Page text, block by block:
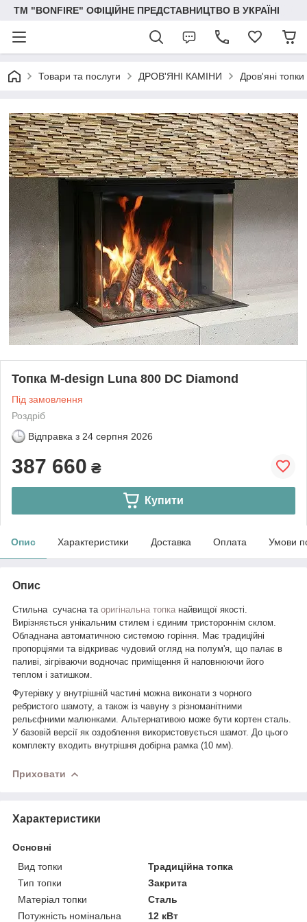
ТМ "BONFIRE" ОФІЦІЙНЕ ПРЕДСТАВНИЦТВО В УКРАЇНІ
Товари та послуги ДРОВ'ЯНІ КАМІНИ Дров'яні
Топка M-design Luna 800 DC Diamond
Під замовлення
Роздріб
Відправка з 24 серпня 2026
387 660 ₴
Купити
Опис Характеристики Доставка Оплата Умови
Опис
Стильна сучасна та оригінальна топка найвищої якості.
Вирізняється унікальним стилем і єдиним тристороннім склом.
Обладнана автоматичною системою горіння. Має традиційні
пропорціями та відкриває чудовий огляд на полум'я, що палає в
паливі, зігріваючи водночас приміщення й наповнюючи його
теплом і затишком.
Футерівку у внутрішній частині можна виконати з чорного
ребристого шамоту, а також із чавуну з різноманітними
рельєфними малюнками. Альтернативою може бути кортен сталь.
У базовій версії як оздоблення використовується шамот. До цього
комплекту входить внутрішня добірна рамка (10 мм).
Приховати
Характеристики
Основні
Вид топки
Традиційна топка
Тип топки
Закрита
Матеріал топки
Сталь
Потужність номінальна
12 кВт